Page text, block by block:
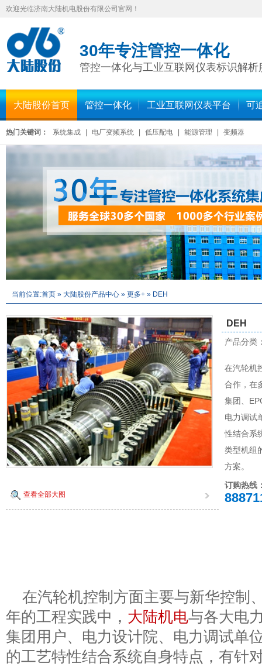
欢迎光临济南大陆机电股份有限公司官网！
30年专注管控一体化
管控一体化与工业互联网仪表标识解析
大陆股份首页 管控一体化 工业互联网仪表平台 可
热门关键词： 系统集成 电厂变频系统 低压配电 能源管理 变频器
当前位置:首页 » 大陆股份产品中心 » 更多+ » DEH
查看全部大图
DEH
产品分类
在汽轮机
合作，在
集团、
电力调试
性结合系
类型机组
方案。
订购热线
在汽轮机控制方面主要与新华控制
年的工程实践中， 大陆机电与各大电
集团用户、电力设计院、电力调试单
的工艺特性结合系统自身特点，有针